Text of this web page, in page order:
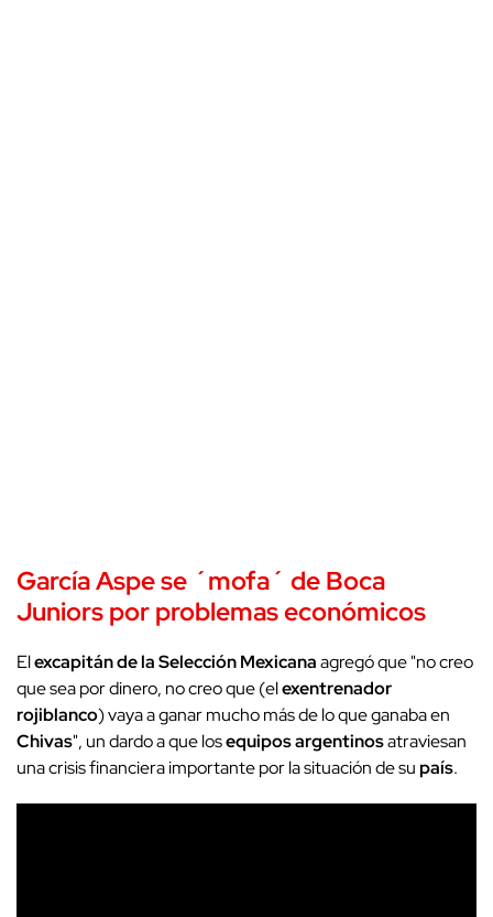
García Aspe se ´mofa´ de Boca
Juniors por problemas económicos
Elexcapitán de la Selección Mexicanaagregó que "no creo
que sea por dinero, no creo que (elexentrenador
rojiblanco) vaya a ganar mucho más de lo que ganaba en
Chivas", un dardo a que losequipos argentinosatraviesan
una crisis financiera importante por la situación de supaís.